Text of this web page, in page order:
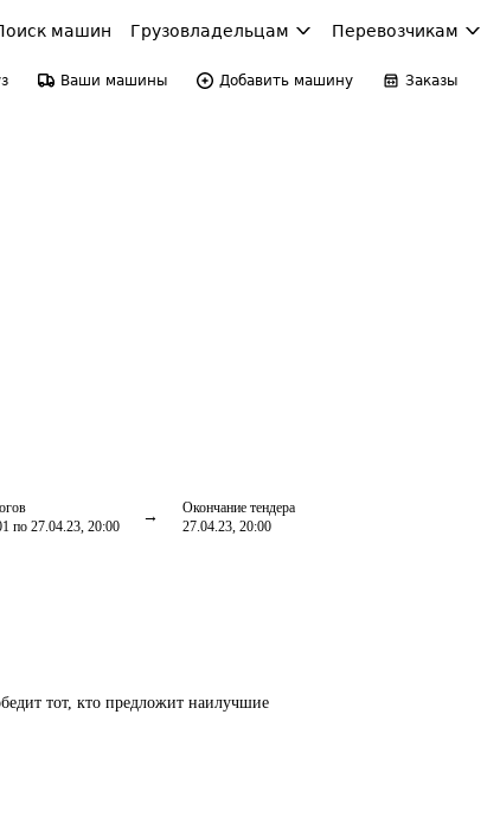
машин Грузовладельцам Перевозчикам
Ваши машины Добавить машину Заказы
по 27.04.23, 20:00
Окончание тендера
27.04.23, 20:00
тот, кто предложит наилучшие